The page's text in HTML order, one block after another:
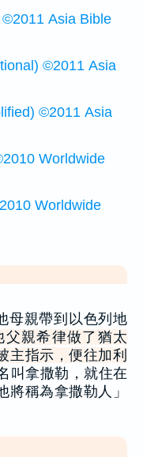
Asia Bible
©2011 Asia
©2011 Asia
Worldwide
Worldwide
母親帶到以色列地
父親希律做了猶太
主指示，便往加利
叫拿撒勒，就住在
稱為拿撒勒人」